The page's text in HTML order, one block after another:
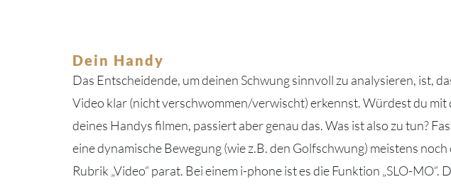
Dein Handy
Das Entscheidende, um deinen Schwung sinnvoll zu analysieren, ist,
Video klar (nicht verschwommen/verwischt) erkennst. Würdest du mit
deines Handys filmen, passiert aber genau das. Was ist also zu tun?
eine dynamische Bewegung (wie z.B. den Golfschwung) meistens
Rubrik „Video“ parat. Bei einem i-phone ist es die Funktion „SLO-MO“.